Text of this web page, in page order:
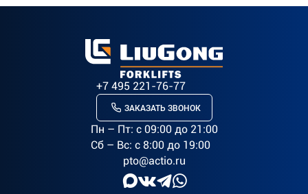
+7 495 221-76-77
ЗАКАЗАТЬ ЗВОНОК
Пн – Пт: c 09:00 до 21:00
Сб – Вс: с 8:00 до 19:00
pto@actio.ru